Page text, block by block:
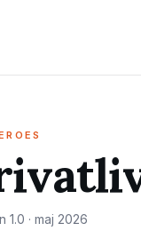
1.0 · maj 2026